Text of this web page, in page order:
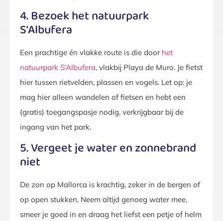
4. Bezoek het natuurpark
S’Albufera
Een prachtige én vlakke route is die door het
natuurpark S’Albufera, vlakbij Playa de Muro. Je fietst
hier tussen rietvelden, plassen en vogels. Let op: je
mag hier alleen wandelen of fietsen en hebt een
(gratis) toegangspasje nodig, verkrijgbaar bij de
ingang van het park.
5. Vergeet je water en zonnebrand
niet
De zon op Mallorca is krachtig, zeker in de bergen of
op open stukken. Neem altijd genoeg water mee,
smeer je goed in en draag het liefst een petje of helm